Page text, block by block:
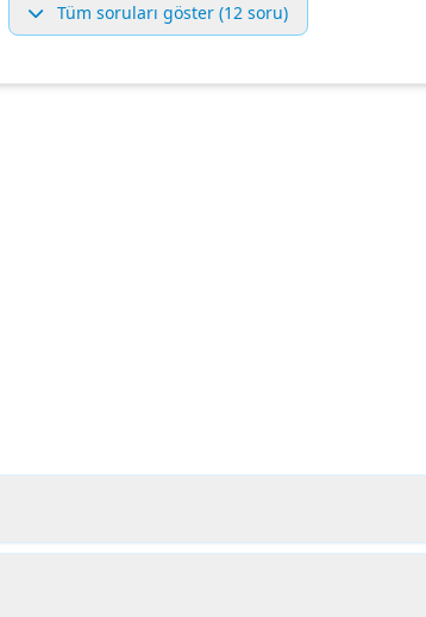
Tüm soruları göster (12 soru)